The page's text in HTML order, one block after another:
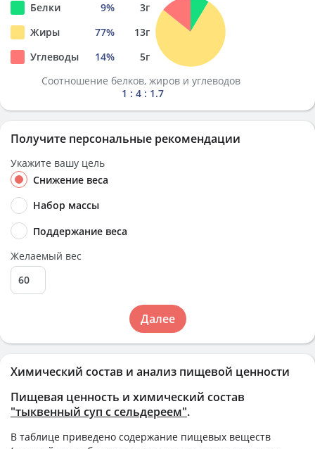
Химический состав и анализ пищевой ценности
Пищевая ценность и химический состав
"тыквенный суп с сельдереем".
В таблице приведено содержание пищевых веществ
Белки 9% 3г
Жиры
77% 13г
Углеводы
14% 5г
Соотношение белков, жиров и углеводов
1 : 4 : 1.7
Получите персональные рекомендации
Укажите вашу цель
Снижение веса
Набор массы
Поддержание веса
Желаемый вес
Далее